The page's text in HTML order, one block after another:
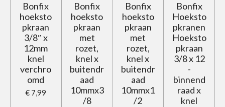
Bonfix
hoeksto
pkraan
3/8″ x
12mm
knel
verchro
omd
€ 7,99
Bonfix
hoeksto
pkraan
met
rozet,
knel x
buitendr
aad
10mmx3
/8
Bonfix
hoeksto
pkraan
met
rozet,
knel x
buitendr
aad
10mmx1
/2
Bonfix
Hoeksto
pkranen
Hoeksto
pkraan
3/8 x 12
-
binnend
raad x
knel